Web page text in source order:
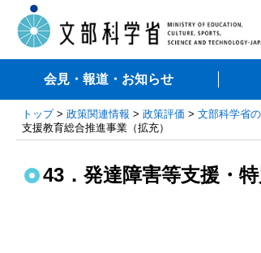
会見・報道・お知らせ
トップ> 政策関連情報 > 政策評価 > 文部科学省
支援教育総合推進事業（拡充）
43．発達障害等支援・